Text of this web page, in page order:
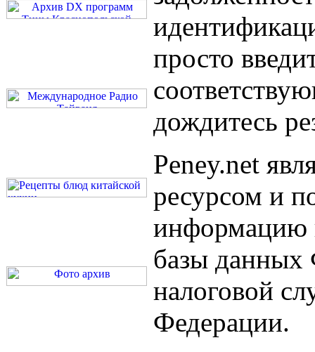
просто
дождитесь
Peney.net
ресурсом и
информацию
базы данных
налоговой
Федерации.